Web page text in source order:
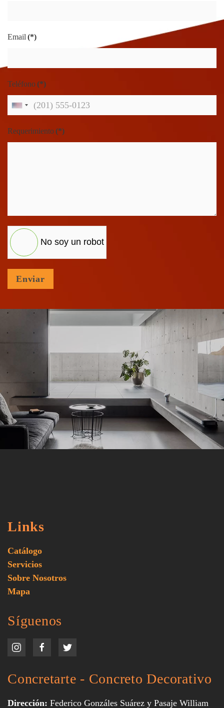
Email (*)
Teléfono(*)
United
+1
Requerimiento(*)
No soy un robot
Enviar
Links
Catálogo
Servicios
Sobre Nosotros
Mapa
Síguenos
Concretarte - Concreto Decorativo
Dirección: Federico Gonzáles Suárez y Pasaje William